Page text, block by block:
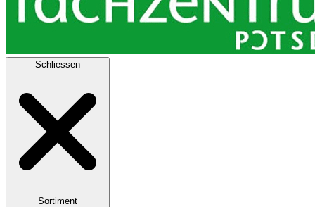
Schliessen
Sortiment